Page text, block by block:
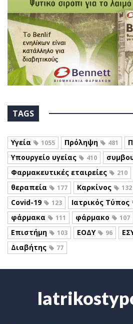
TAGS
Υγεία 1055 Πρόληψη 481
Υπουργείο υγείας 410
Φαρμακευτικές εταιρείες 210
θεραπεία 177 Καρκίνος 132
Covid-19 123 Ιατρικός Τύπος
φάρμακα 111 φάρμακο 107
Επιστήμη 103 ΕΟΔΥ 96
Διαβήτης 77